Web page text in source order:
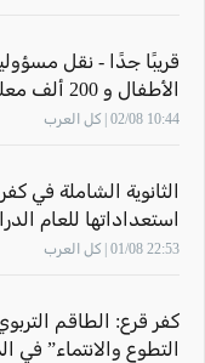
قريبًا جدًا - نقل
الأطفال و
والتعليم للسلطات
10:44 02/08 | كل العرب
الثانوية الشاملة في
استعداداتها للعام
طلاب الصف العاشر
22:53 01/08 | كل العرب
كفر قرع: الطاقم
التطوع والانتماء” في